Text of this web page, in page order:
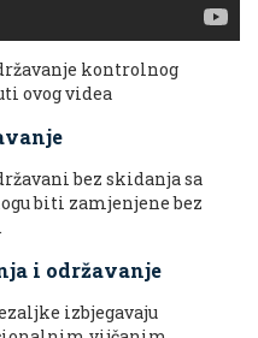
kontrolnog
ovog videa
bez skidanja sa
biti zamjenjene bez
i održavanje
izbjegavaju